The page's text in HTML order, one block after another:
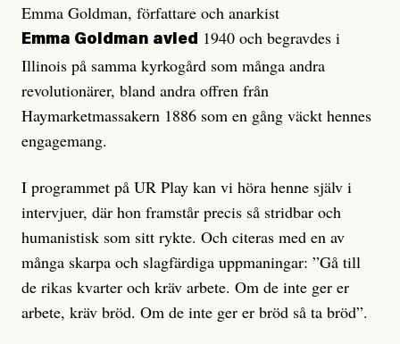
Emma Goldman, författare och anarkist
Emma Goldman avled 1940 och begravdes i
Illinois på samma kyrkogård som många andra
revolutionärer, bland andra offren från
Haymarketmassakern 1886 som en gång väckt hennes
engagemang.
I programmet på UR Play kan vi höra henne själv i
intervjuer, där hon framstår precis så stridbar och
humanistisk som sitt rykte. Och citeras med en av
många skarpa och slagfärdiga uppmaningar: ”Gå till
de rikas kvarter och kräv arbete. Om de inte ger er
arbete, kräv bröd. Om de inte ger er bröd så ta bröd”.